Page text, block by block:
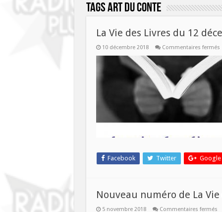
Tagsart du conte
La Vie des Livres du 12
10 décembre 2018 Commentaires fermés
Facebook Twitter Google
Nouveau numéro de La
5 novembre 2018 Commentaires ferméssur